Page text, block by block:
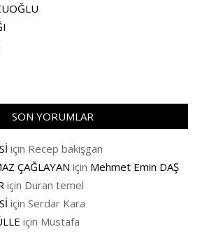
SON YORUMLAR
için Recep bakişgan
ÇAĞLAYAN için Mehmet Emin DAŞ
için Duran temel
için Serdar Kara
için Mustafa